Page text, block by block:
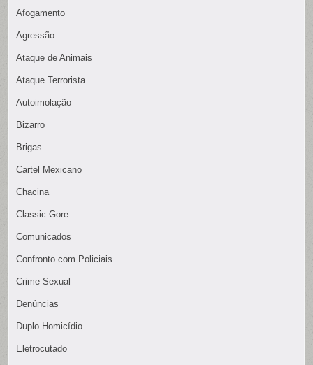
Afogamento
Agressão
Ataque de Animais
Ataque Terrorista
Autoimolação
Bizarro
Brigas
Cartel Mexicano
Chacina
Classic Gore
Comunicados
Confronto com Policiais
Crime Sexual
Denúncias
Duplo Homicídio
Eletrocutado